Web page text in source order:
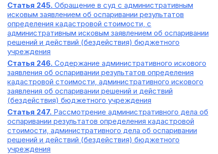
Статья 245. Обращение в суд с административным
исковым заявлением об оспаривании результатов
определения кадастровой стоимости, с
административным исковым заявлением об оспаривании
решений и действий (бездействия) бюджетного
учреждения
Статья 246. Содержание административного искового
заявления об оспаривании результатов определения
кадастровой стоимости, административного искового
заявления об оспаривании решений и действий
(бездействия) бюджетного учреждения
Статья 247. Рассмотрение административного дела об
оспаривании результатов определения кадастровой
стоимости, административного дела об оспаривании
решений и действий (бездействия) бюджетного
учреждения